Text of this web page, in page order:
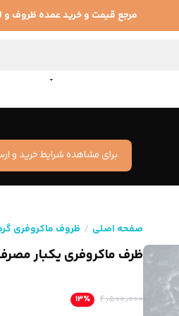
مرجع قیمت و خرید عمده ظروف و
برای مشاهده شرایط خرید و
صفحه اصلی ظروف ماکروفری
ظرف ماکروفری یکبار مصرف ۵۰۰سی سی پلی پرو طب
۴٫۵۰۰٫۰۰۰ ۱۳٪